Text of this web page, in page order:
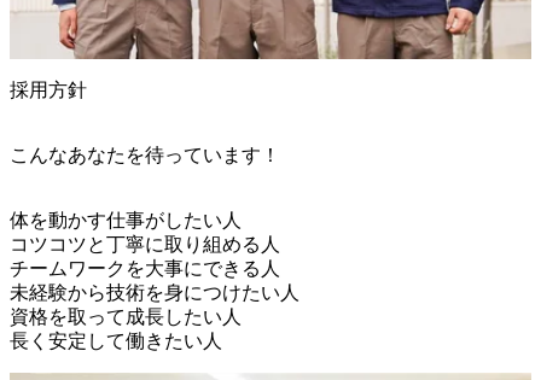
採用方針
こんなあなたを待っています！
体を動かす仕事がしたい人
コツコツと丁寧に取り組める人
チームワークを大事にできる人
未経験から技術を身につけたい人
資格を取って成長したい人